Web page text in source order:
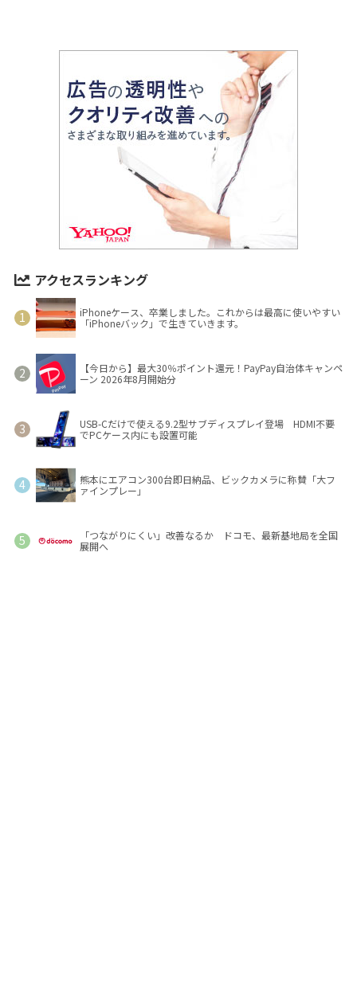
アクセスランキング
iPhoneケース、卒業しました。これからは最高に使いやすい
「iPhoneバック」で生きていきます。
【今日から】最大30％ポイント還元！PayPay自治体キャンペ
ーン 2026年8月開始分
USB-Cだけで使える9.2型サブディスプレイ登場 HDMI不要
でPCケース内にも設置可能
熊本にエアコン300台即日納品、ビックカメラに称賛「大フ
ァインプレー」
「つながりにくい」改善なるか ドコモ、最新基地局を全国
展開へ